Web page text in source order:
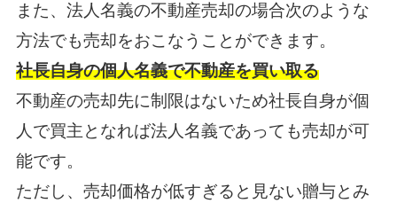
また、法人名義の不動産売却の場合次のような
方法でも売却をおこなうことができます。
社長自身の個人名義で不動産を買い取る
不動産の売却先に制限はないため社長自身が個
人で買主となれば法人名義であっても売却が可
能です。
ただし、売却価格が低すぎると見ない贈与とみ